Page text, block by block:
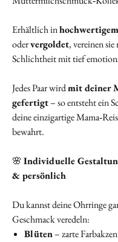
Erhältlich in
odervergoldet, vereinen
Schlichtheit mit tief
Jedes Paar wirdmit deiner
gefertigt– so entsteht ein
deine einzigartige
bewahrt.
🌸 Individuelle
& persönlich
Du kannst deine Ohrringe
Geschmack veredeln:
Blüten– zarte